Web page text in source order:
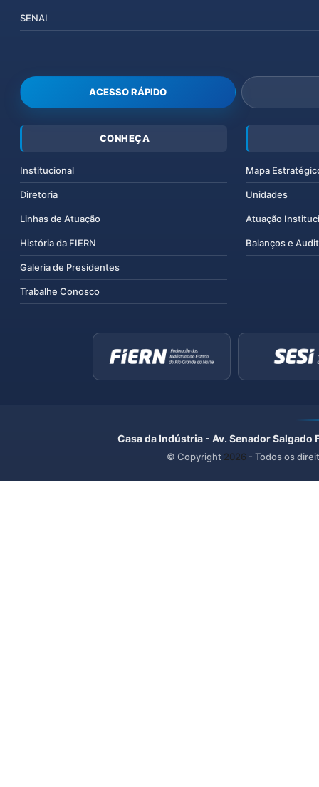
SENAI
ACESSO RÁPIDO
CONHEÇA
Institucional
Diretoria
Linhas de Atuação
História da FIERN
Galeria de Presidentes
Trabalhe Conosco
Mapa
Unidades
Atuação
Balanços e
Casa da Indústria - Av. Senador
© Copyright 2026 - Todos os